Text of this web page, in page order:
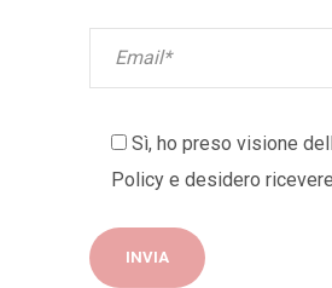
Sì, ho preso visione
Policy e desidero